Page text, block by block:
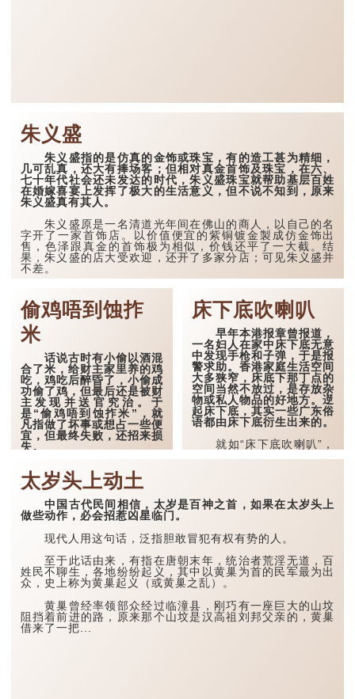
朱义盛
朱义盛指的是仿真的金饰或珠宝，有的造工甚为精细，
几可乱真，还大有捧场客；但相对真金首饰及珠宝，在六、
七十年代社会还未发达的时代，朱义盛珠宝就帮助基层百姓
在婚嫁喜宴上发挥了极大的生活意义，但不说不知到，原来
朱义盛真有其人。
朱义盛原是一名清道光年间在佛山的商人，以自己的名
字开了一家首饰店。以价值便宜的紫铜镀金製成仿金饰出
售，色泽跟真金的首饰极为相似，价钱还平了一大截。结
果，朱义盛的店大受欢迎，还开了多家分店；可见朱义盛并
不差。
七十至八十年的香港，仿真金的寿桃型金牌还大受欢
迎。这个朱义盛寿桃金牌几块钱一个，是细细...
偷鸡唔到蚀拃
米
话说古时有小偷以酒混
合了米，给财主家里养的鸡
吃，鸡吃后醉昏了，小偷成
功偷了鸡，但最后还是被财
主发现并送官究治。于
是“偷鸡唔到蚀拃米”，就
凡指做了坏事或想占一些便
宜，但最终失败，还招来损
失。
“一拃米”中的“拃”是量
词，则一把米，大约是四分
之一碗米。例如，那名车主
为了节省泊车费用，冒险把
车违例泊在路旁，结果被罚
了告票，真是偷鸡唔到蚀拃
这个说法在清代已经出
现，当时有一本小说《说岳
全传》讲述南宋名将岳飞抗
金的故事。其中一回指岳飞
奉旨回朝，途中与手下张保
来到河边，但河边的桥断裂
了。...
床下底吹喇叭
早年本港报章曾报道，
一名妇人在家中床下底无意
中发现手枪和子弹，于是报
警求助。香港家庭生活空间
大多狭窄，床底下那丁点的
空间当然不放过，是存放杂
物或私人物品的好地方。遻
起床下底，其实一些广东俗
语都由床下底衍生出来的。
就如“床下底吹喇叭”，
出微弱的怪声，比喻人们理
亏或有求于他人时，往往会
驳的情形，低声下气似的。
例如，那名售货员不小心摔
破了店内名贵的水晶酒瓶，
只好“床下底吹喇叭”，低声
下气请求...
太岁头上动土
中国古代民间相信，太岁是百神之首，如果在太岁头上
做些动作，必会招惹凶星临门。
现代人用这句话，泛指胆敢冒犯有权有势的人。
至于此话由来，有指在唐朝末年，统治者荒淫无道，百
姓民不聊生，各地纷纷起义，其中以黄巢为首的民军最为出
众，史上称为黄巢起义（或黄巢之乱）。
黄巢曾经率领部众经过临潼县，刚巧有一座巨大的山坟
阻挡着前进的路，原来那个山坟是汉高祖刘邦父亲的，黄巢
借来了一把...